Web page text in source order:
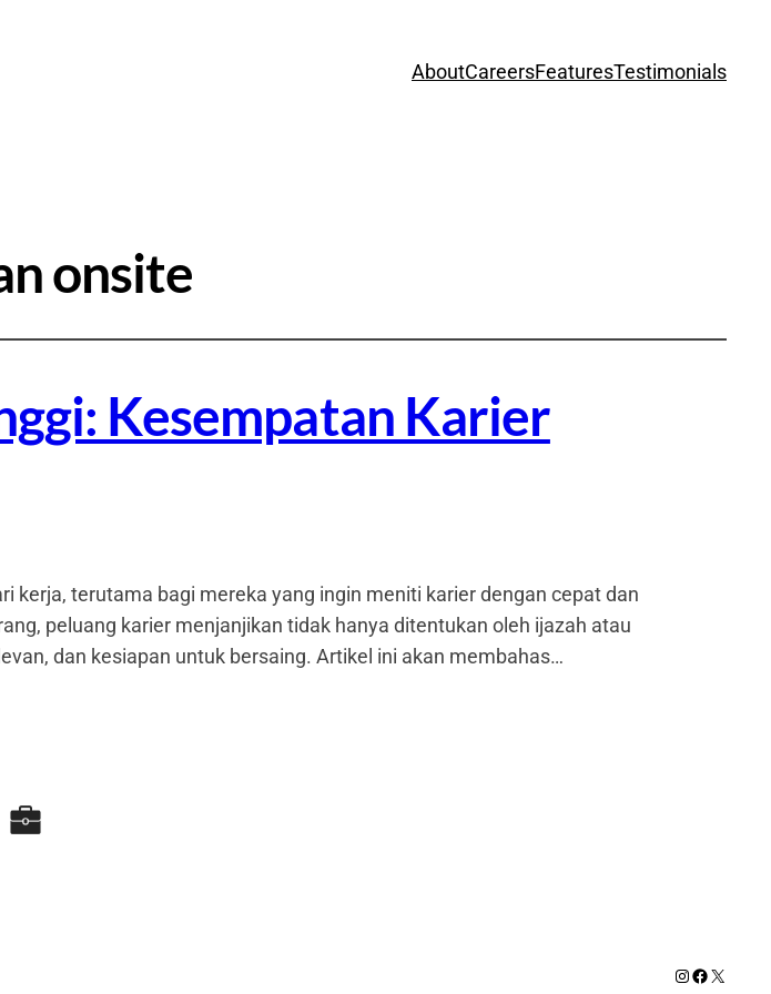
AboutCareersFeaturesTestimonials
onsite
Kesempatan Karier
terutama bagi mereka yang ingin meniti karier dengan cepat dan
peluang karier menjanjikan tidak hanya ditentukan oleh ijazah atau
dan kesiapan untuk bersaing. Artikel ini akan membahas…
Instagram
Facebook
X